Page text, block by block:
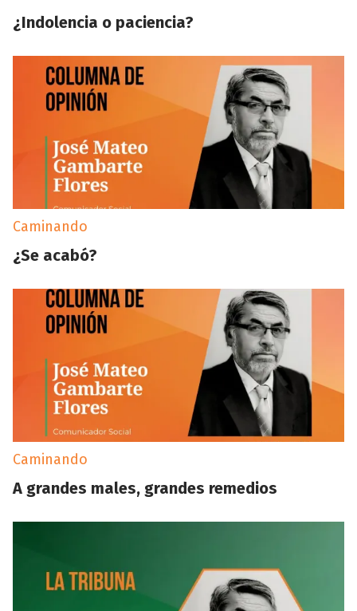
¿Indolencia o paciencia?
Caminando
¿Se acabó?
Caminando
A grandes males, grandes remedios